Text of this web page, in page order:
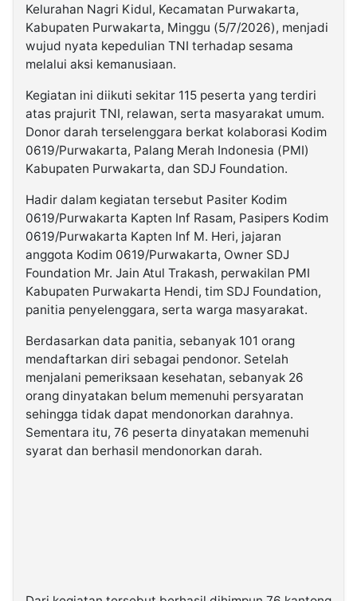
Kelurahan Nagri Kidul, Kecamatan Purwakarta,
Kabupaten Purwakarta, Minggu (5/7/2026), menjadi
wujud nyata kepedulian TNI terhadap sesama
melalui aksi kemanusiaan.
Kegiatan ini diikuti sekitar 115 peserta yang terdiri
atas prajurit TNI, relawan, serta masyarakat umum.
Donor darah terselenggara berkat kolaborasi Kodim
0619/Purwakarta, Palang Merah Indonesia (PMI)
Kabupaten Purwakarta, dan SDJ Foundation.
Hadir dalam kegiatan tersebut Pasiter Kodim
0619/Purwakarta Kapten Inf Rasam, Pasipers Kodim
0619/Purwakarta Kapten Inf M. Heri, jajaran
anggota Kodim 0619/Purwakarta, Owner SDJ
Foundation Mr. Jain Atul Trakash, perwakilan PMI
Kabupaten Purwakarta Hendi, tim SDJ Foundation,
panitia penyelenggara, serta warga masyarakat.
Berdasarkan data panitia, sebanyak 101 orang
mendaftarkan diri sebagai pendonor. Setelah
menjalani pemeriksaan kesehatan, sebanyak 26
orang dinyatakan belum memenuhi persyaratan
sehingga tidak dapat mendonorkan darahnya.
Sementara itu, 76 peserta dinyatakan memenuhi
syarat dan berhasil mendonorkan darah.